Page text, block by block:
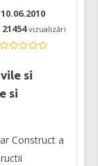
10.06.2010
21454vizualizări
si
si
Construct a